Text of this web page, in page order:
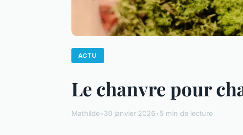
ACTU
Le chanvre pour
Mathilde•30 janvier 2026•5 min de lecture